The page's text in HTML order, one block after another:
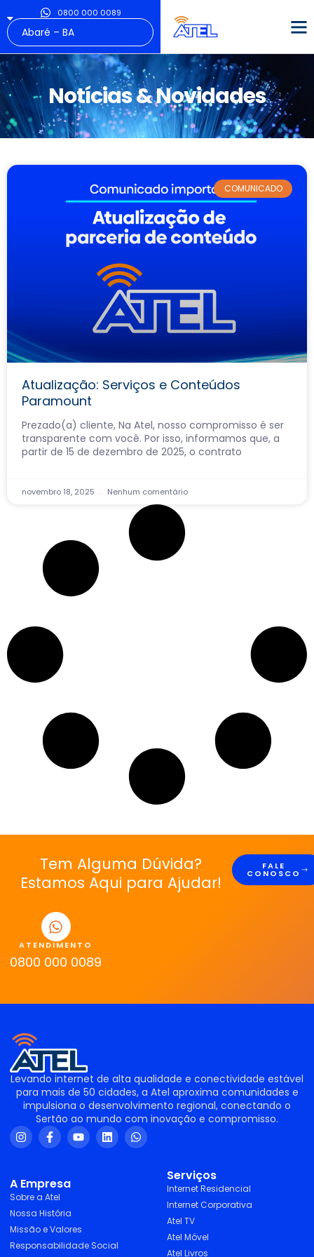
0800 000 0089
Notícias & Novidades
COMUNICADO
Atualização: Serviços e Conteúdos
Paramount
Prezado(a) cliente, Na Atel, nosso compromisso é ser
transparente com você. Por isso, informamos que, a
partir de 15 de dezembro de 2025, o contrato
novembro 18, 2025 Nenhum comentário
Tem Alguma Dúvida?
Estamos Aqui para Ajudar!
FALE
CONOSCO
ATENDIMENTO
0800 000 0089
Levando internet de alta qualidade e conectividade estável
para mais de 50 cidades, a Atel aproxima comunidades e
impulsiona o desenvolvimento regional, conectando o
Sertão ao mundo com inovação e compromisso.
A Empresa
Sobre a Atel
Nossa História
Missão e Valores
Responsabilidade Social
Serviços
Internet Residencial
Internet Corporativa
Atel TV
Atel Móvel
Atel Livros